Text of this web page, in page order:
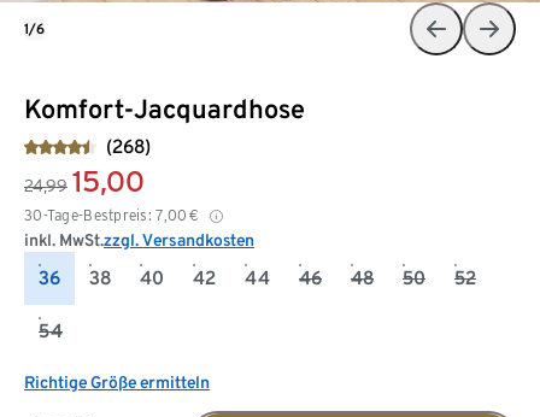
Komfort-Jacquardhose
(268)
24,99 15,00
30-Tage-Bestpreis: 7,00 €
inkl. MwSt.zzgl. Versandkosten
36 38 40 42 44 46 48 50 52
54
Richtige Größe ermitteln
1/6